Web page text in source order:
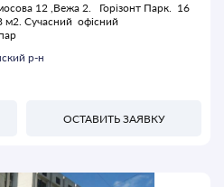
12 ,Вежа 2. Горізонт Парк. 16
Сучасний офісний
р-н
ОСТАВИТЬ ЗАЯВКУ